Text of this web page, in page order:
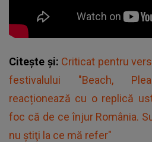
Citește și: Criticat pentru
festivalului "Beach,
reacționează cu o replică
foc că de ce înjur România.
nu ştiţi la ce mă refer"